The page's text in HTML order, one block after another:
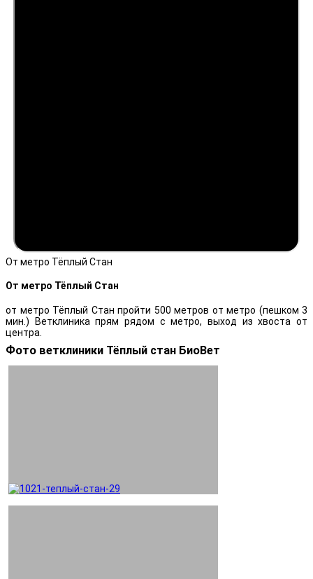
От метро Тёплый Стан
От метро Тёплый Стан
от метро Тёплый Стан пройти 500 метров от метро (пешком 3
мин.) Ветклиника прям рядом с метро, выход из хвоста от
центра.
Фото ветклиники Тёплый стан БиоВет